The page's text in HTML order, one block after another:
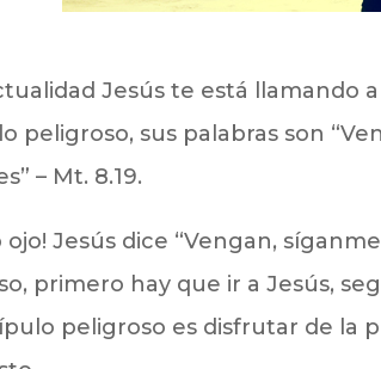
Jesús te está llamando
peligroso, sus palabras son
– Mt. 8.19.
ojo! Jesús dice “Vengan,
primero hay que ir a Jesús,
peligroso es disfrutar de la